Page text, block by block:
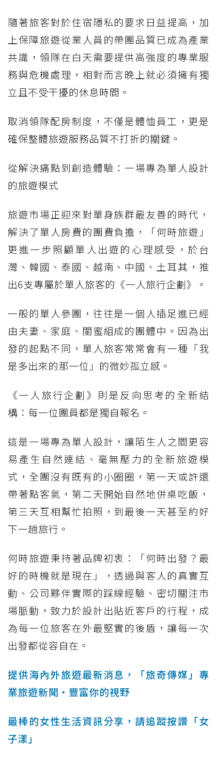
隨著旅客對於住宿隱私的要求日益提高，加
上保障旅遊從業人員的帶團品質已成為產業
共識，領隊在白天需要提供高強度的專業服
務與危機處理，相對而言晚上就必須擁有獨
立且不受干擾的休息時間。
取消領隊配房制度，不僅是體恤員工，更是
確保整體旅遊服務品質不打折的關鍵。
從解決痛點到創造體驗：一場專為單人設計
的旅遊模式
旅遊市場正迎來對單身族群最友善的時代，
解決了單人房費的團費負擔，「何時旅遊」
更進一步照顧單人出遊的心理感受，於台
灣、韓國、泰國、越南、中國、土耳其，推
出6支專屬於單人旅客的《一人旅行企劃》。
一般的單人參團，往往是一個人插足進已經
由夫妻、家庭、閨蜜組成的團體中。因為出
發的起點不同，單人旅客常常會有一種「我
是多出來的那一位」的微妙孤立感。
《一人旅行企劃》則是反向思考的全新結
構：每一位團員都是獨自報名。
這是一場專為單人設計，讓陌生人之間更容
易產生自然連結、毫無壓力的全新旅遊模
式，全團沒有既有的小圈圈，第一天或許還
帶著點客氣，第二天開始自然地併桌吃飯，
第三天互相幫忙拍照，到最後一天甚至約好
下一趟旅行。
何時旅遊秉持著品牌初衷：「何時出發？最
好的時機就是現在」，透過與客人的真實互
動、公司夥伴實際的踩線經驗、密切關注市
場脈動，致力於設計出貼近客戶的行程，成
為每一位旅客在外最堅實的後盾，讓每一次
出發都從容自在。
提供海內外旅遊最新消息，「旅奇傳媒」專
業旅遊新聞‧豐富你的視野
最棒的女性生活資訊分享，請追蹤按讚「女
子漾」